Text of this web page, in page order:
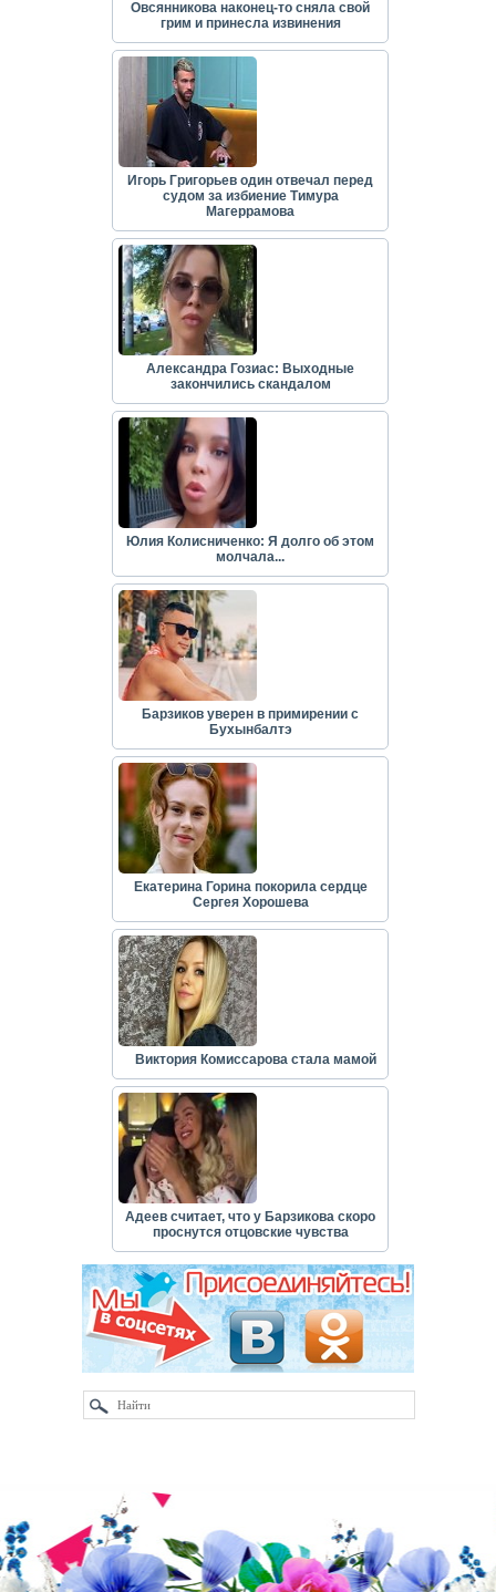
Овсянникова наконец-то сняла свой
грим и принесла извинения
Игорь Григорьев один отвечал перед
судом за избиение Тимура
Магеррамова
Александра Гозиас: Выходные
закончились скандалом
Юлия Колисниченко: Я долго об этом
молчала...
Барзиков уверен в примирении с
Бухынбалтэ
Екатерина Горина покорила сердце
Сергея Хорошева
Виктория Комиссарова стала мамой
Адеев считает, что у Барзикова скоро
проснутся отцовские чувства